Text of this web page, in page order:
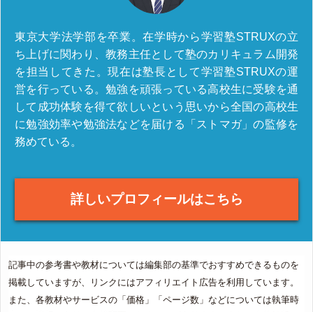
東京大学法学部を卒業。在学時から学習塾STRUXの立
ち上げに関わり、教務主任として塾のカリキュラム開発
を担当してきた。現在は塾長として学習塾STRUXの運
営を行っている。勉強を頑張っている高校生に受験を通
して成功体験を得て欲しいという思いから全国の高校生
に勉強効率や勉強法などを届ける「ストマガ」の監修を
務めている。
詳しいプロフィールはこちら
記事中の参考書や教材については編集部の基準でおすすめできるものを
掲載していますが、リンクにはアフィリエイト広告を利用しています。
また、各教材やサービスの「価格」「ページ数」などについては執筆時